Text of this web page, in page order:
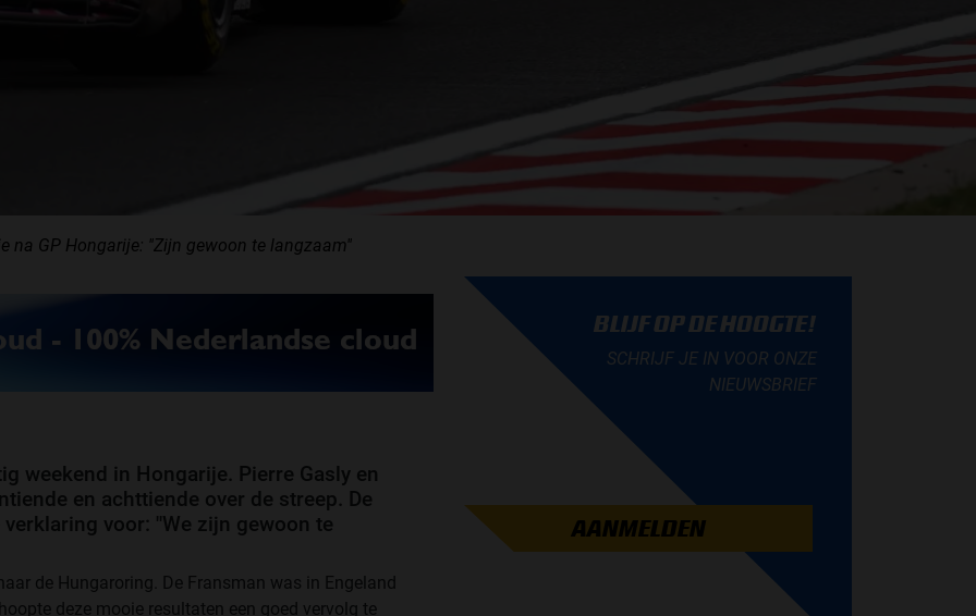
na GP Hongarije: ''Zijn gewoon te langzaam''
weekend in Hongarije. Pierre Gasly en
en achttiende over de streep. De
voor: ''We zijn gewoon te
de Hungaroring. De Fransman was in Engeland
deze mooie resultaten een goed vervolg te
BLIJF OP DE HOOGTE!
SCHRIJF JE IN VOOR ONZE
NIEUWSBRIEF
AANMELDEN